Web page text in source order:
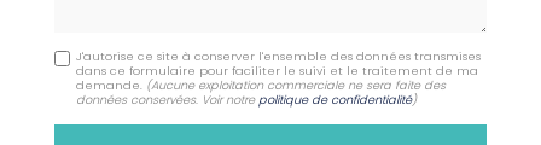
J'autorise ce site à conserver l'ensemble des données transmises
dans ce formulaire pour faciliter le suivi et le traitement de ma
demande. (Aucune exploitation commerciale ne sera faite des
données conservées. Voir notrepolitique de confidentialité)